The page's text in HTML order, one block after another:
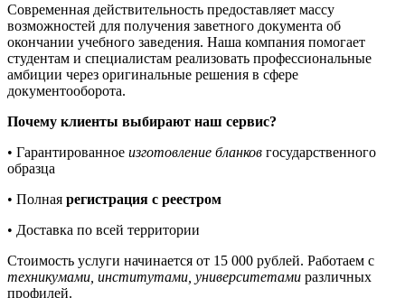
Современная действительность предоставляет массу
возможностей для получения заветного документа об
окончании учебного заведения. Наша компания помогает
студентам и специалистам реализовать профессиональные
амбиции через оригинальные решения в сфере
документооборота.
Почему клиенты выбирают наш сервис?
• Гарантированное изготовление бланков государственного
образца
• Полная регистрация с реестром
• Доставка по всей территории
Стоимость услуги начинается от 15 000 рублей. Работаем с
техникумами, институтами, университетами различных
профилей.